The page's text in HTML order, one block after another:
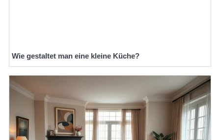
Wie gestaltet man eine kleine Küche?